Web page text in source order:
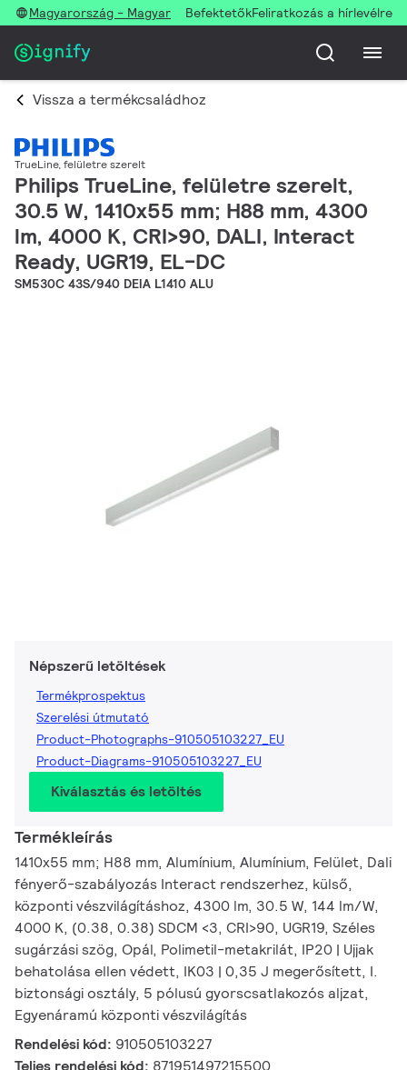
Magyarország - Magyar BefektetőkFeliratkozás a hírlevélre
Vissza a termékcsaládhoz
TrueLine, felületre szerelt
Philips TrueLine, felületre szerelt,
30.5 W, 1410x55 mm; H88 mm, 4300
lm, 4000 K, CRI>90, DALI, Interact
Ready, UGR19, EL-DC
SM530C 43S/940 DEIA L1410 ALU
Népszerű letöltések
Termékprospektus
Szerelési útmutató
Product-Photographs-910505103227_EU
Product-Diagrams-910505103227_EU
Kiválasztás és letöltés
Termékleírás
1410x55 mm; H88 mm, Alumínium, Alumínium, Felület, Dali
fényerő-szabályozás Interact rendszerhez, külső,
központi vészvilágításhoz, 4300 lm, 30.5 W, 144 lm/W,
4000 K, (0.38, 0.38) SDCM <3, CRI>90, UGR19, Széles
sugárzási szög, Opál, Polimetil-metakrilát, IP20 | Ujjak
behatolása ellen védett, IK03 | 0,35 J megerősített, I.
biztonsági osztály, 5 pólusú gyorscsatlakozós aljzat,
Egyenáramú központi vészvilágítás
Rendelési kód: 910505103227
Teljes rendelési kód: 871951497215500